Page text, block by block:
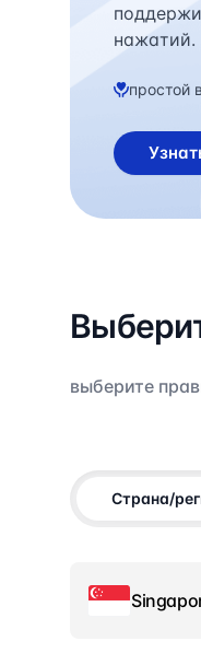
нажатий.
простой
выберите
Страна/